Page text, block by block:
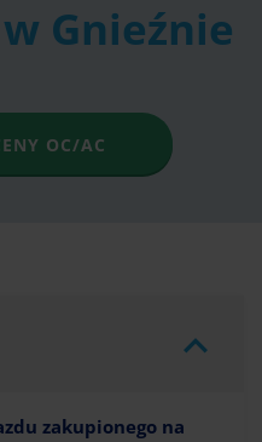
w Gnieźnie
OC/AC
zakupionego na